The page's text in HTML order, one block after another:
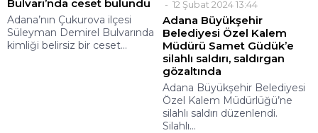
Bulvarı’nda ceset bulundu
Adana’nın Çukurova ilçesi
Süleyman Demirel Bulvarında
kimliği belirsiz bir ceset...
12 Şubat 2024 13:44
Adana Büyükşehir
Belediyesi Özel Kalem
Müdürü Samet Güdük’e
silahlı saldırı, saldırgan
gözaltında
Adana Büyükşehir Belediyesi
Özel Kalem Müdürlüğü’ne
silahlı saldırı düzenlendi.
Silahlı...